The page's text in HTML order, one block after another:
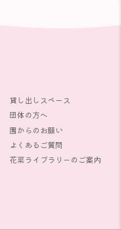
貸し出しスペース
団体の方へ
園からのお願い
よくあるご質問
花菜ライブラリーのご案内